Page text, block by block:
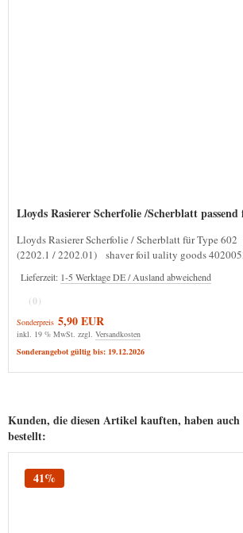
Lloyds Rasierer Scherfolie / Scherblatt für Type 602
(2202.1 / 2202.01) shaver foil uality goods
Lieferzeit: 1-5 Werktage DE / Ausland abweichend
(0)
Sonderpreis 5,90 EUR
inkl. 19 % MwSt. zzgl. Versandkosten
Sonderangebot gültig bis: 19.12.2026
Kunden, die diesen Artikel kauften, haben
bestellt:
41%